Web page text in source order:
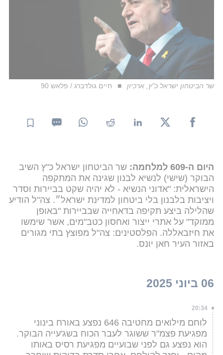
שר הביטחון ישראל כ"ץ, ארכיון חיים גולדברג / פלאש 90
היום ה-609 למלחמה:
שר הביטחון ישראל כ"ץ השיב
הבוקר (שישי) לנשיא לבנון שגינה את המתקפה
הישראלית: "אדוני הנשיא - לא יהיה שקט בביירות וסדר
ויציבות בלבנון בלי ביטחון למדינת ישראל״. צה"ל הודיע
שהלילה ביצע תקיפה בדאחייה שבביירות "באופן
ממוקד" על אתרי ייצור ואחסון כטב"מים, אשר שימשו
את חיזבאללה. הפלסטינים: צה"ל מפוצץ בתי מגורים
באזור העיר חאן יונס.
06 ביוני 2025
20:34
לוחם מילואים מחטיבה 646 נפצע באורח בינוני
מפגיעת פצמ"ר ששוגר לעבר הכוח בשג'עייה הבוקר.
הוא נפצע גם לפני שבועיים מפגיעת רסיס באותו